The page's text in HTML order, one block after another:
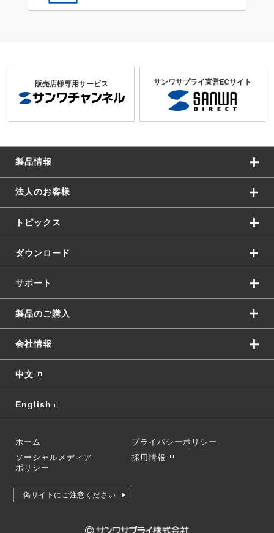
販売店様専用サービス サンワサプライ直営ECサイト
製品情報
法人のお客様
トピックス
ダウンロード
サポート
製品のご購入
会社情報
中文
English
ホーム
プライバシーポリシー
ソーシャルメディア
ポリシー
採用情報
偽サイトにご注意ください